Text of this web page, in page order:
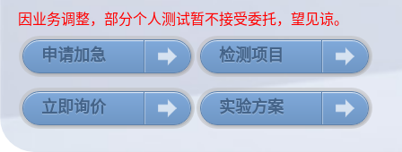
因业务调整，部分个人测试暂不接受委托，望见谅。
申请加急 检测项目
立即询价 实验方案